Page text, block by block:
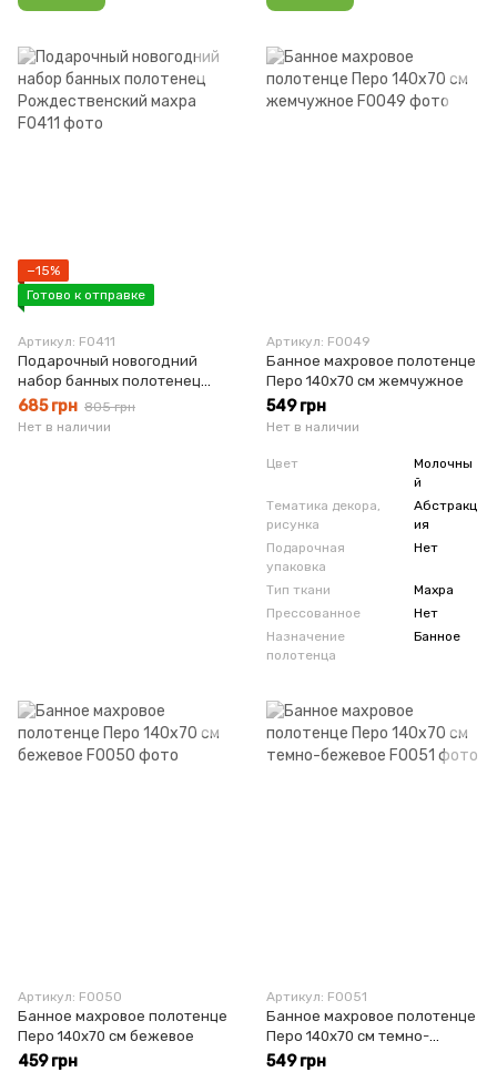
−15%
Готово к отправке
Артикул: F0411
Подарочный новогодний
набор банных полотенец
Рождественский махра
685 грн 805 грн
Нет в наличии
Артикул: F0049
Банное махровое полотенце
Перо 140х70 см жемчужное
549 грн
Нет в наличии
Цвет
Молочны
й
Тематика декора,
рисунка
Абстракц
ия
Подарочная
упаковка
Нет
Тип ткани
Махра
Прессованное
Нет
Назначение
полотенца
Банное
Артикул: F0050
Банное махровое полотенце
Перо 140х70 см бежевое
459 грн
Артикул: F0051
Банное махровое полотенце
Перо 140х70 см темно-
бежевое
549 грн